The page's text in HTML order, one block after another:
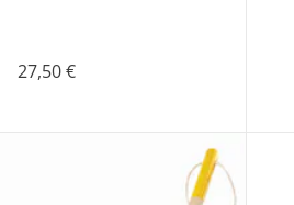
27,50 €